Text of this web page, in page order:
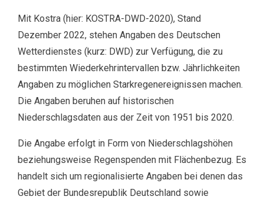
Mit Kostra (hier: KOSTRA-DWD-2020), Stand
Dezember 2022, stehen Angaben des Deutschen
Wetterdienstes (kurz: DWD) zur Verfügung, die zu
bestimmten Wiederkehrintervallen bzw. Jährlichkeiten
Angaben zu möglichen Starkregenereignissen machen.
Die Angaben beruhen auf historischen
Niederschlagsdaten aus der Zeit von 1951 bis 2020.
Die Angabe erfolgt in Form von Niederschlagshöhen
beziehungsweise Regenspenden mit Flächenbezug. Es
handelt sich um regionalisierte Angaben bei denen das
Gebiet der Bundesrepublik Deutschland sowie